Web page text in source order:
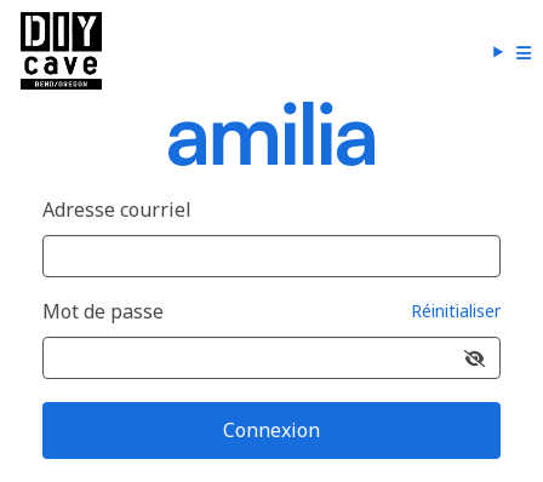
Adresse courriel
Mot de passe Réinitialiser
Connexion